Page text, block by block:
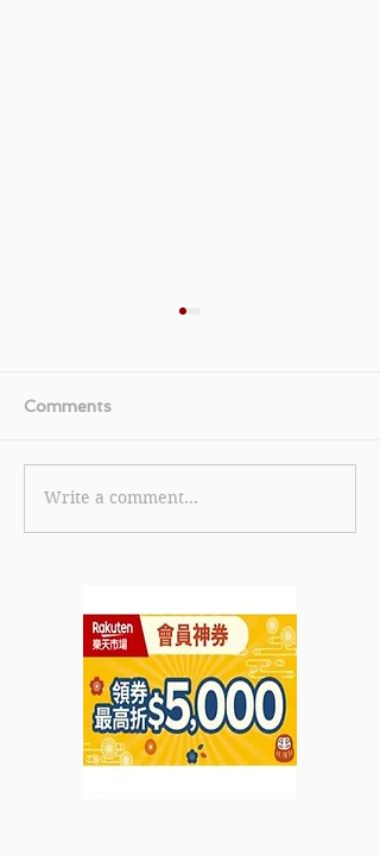
《PHD 優惠》- 購買指定
手拉薄餅可享買一送一(優
Comments
Write a comment...